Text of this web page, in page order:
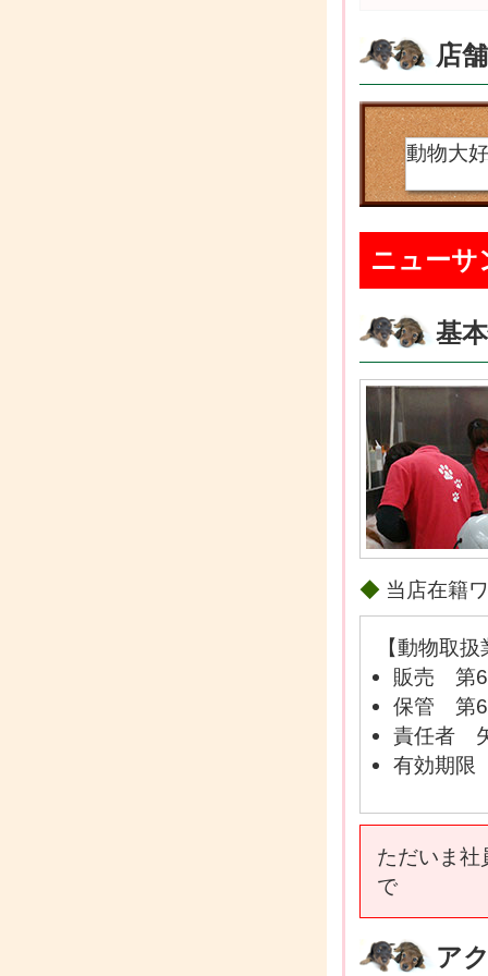
店
動物大
ニューサ
基
◆ 当店在籍
【動物取
販売 第
保管 第
責任者
有効期限
ただいま
で
ア